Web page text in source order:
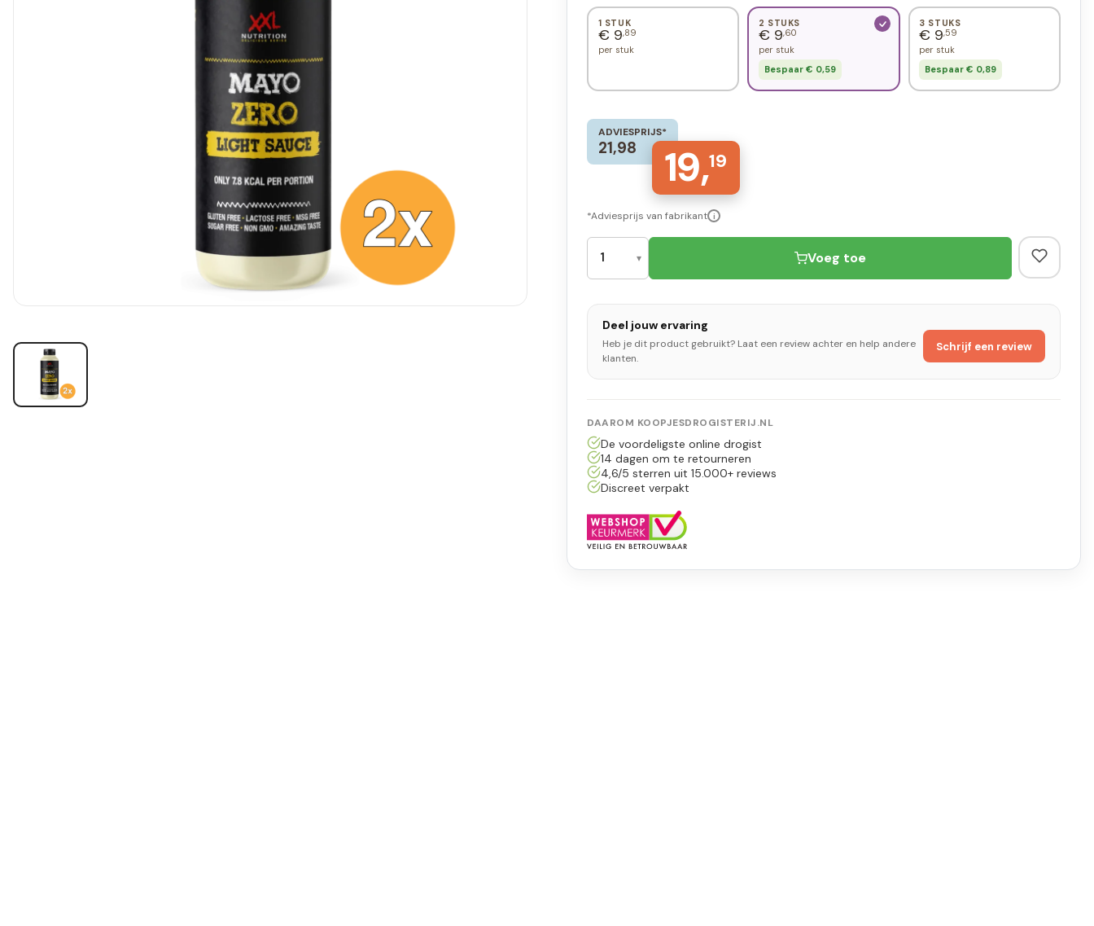
1 STUK
€ 9,89
per stuk
2 STUKS
€ 9,60
per stuk
Bespaar € 0,59
3 STUKS
€ 9,59
per stuk
Bespaar € 0,89
ADVIESPRIJS*
21,98 19,19
*Adviesprijs van fabrikant i
Voeg toe
Deel jouw ervaring
Heb je dit product gebruikt? Laat een review achter en help andere
klanten.
Schrijf een review
DAAROM KOOPJESDROGISTERIJ.NL
De voordeligste online drogist
14 dagen om te retourneren
4,6/5 sterren uit 15.000+ reviews
Discreet verpakt